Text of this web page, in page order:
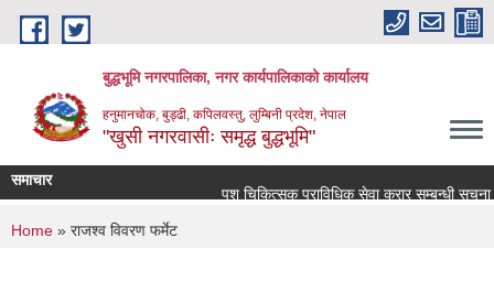
Skip to main content
बुद्धभूमि नगरपालिका, नगर कार्यपालिकाको कार्यालय
हनुमानचोक, बुड्ढी, कपिलवस्तु, लुम्बिनी प्रदेश, नेपाल
"खुसी नगरवासीः समृद्ध बुद्धभूमि"
समाचार
पशु चिकित्सक प्राविधिक सेवा करार सम्बन्धी सूचना !
You are here
Home » राजश्व विवरण फर्मेट